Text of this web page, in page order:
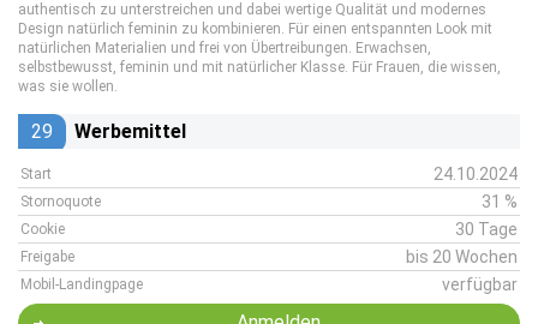
authentisch zu unterstreichen und dabei wertige Qualität und modernes
Design natürlich feminin zu kombinieren. Für einen entspannten Look mit
natürlichen Materialien und frei von Übertreibungen. Erwachsen,
selbstbewusst, feminin und mit natürlicher Klasse. Für Frauen, die wissen,
was sie wollen.
29 Werbemittel
Start 24.10.2024
Stornoquote 31 %
Cookie 30 Tage
Freigabe bis 20 Wochen
Mobil-Landingpage verfügbar